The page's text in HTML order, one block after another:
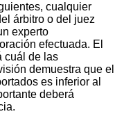
cualquier
árbitro o del juez
experto
efectuada. El
cuál de las
demuestra que el
es inferior al
deberá